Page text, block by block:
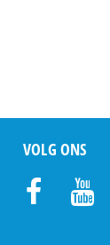
VOLG ONS